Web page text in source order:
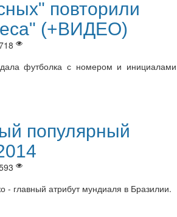
повторили
(+ВИДЕО)
футболка с номером и инициалами
популярный
- главный атрибут мундиаля в Бразилии.